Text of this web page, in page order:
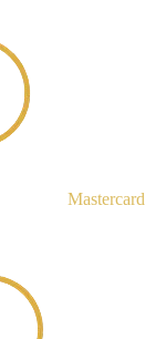
Mastercard